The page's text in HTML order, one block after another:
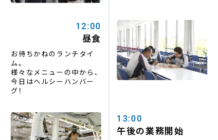
12:00
昼食
お待ちかねのランチタイ
ム。
様々なメニューの中から、
今日はヘルシーハンバー
グ！
13:00
午後の業務開始